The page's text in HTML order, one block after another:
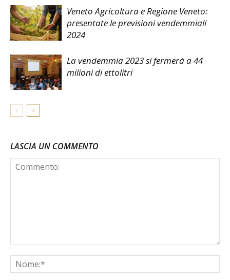
Veneto Agricoltura e Regione Veneto:
presentate le previsioni vendemmiali
2024
La vendemmia 2023 si fermerà a 44
milioni di ettolitri
LASCIA UN COMMENTO